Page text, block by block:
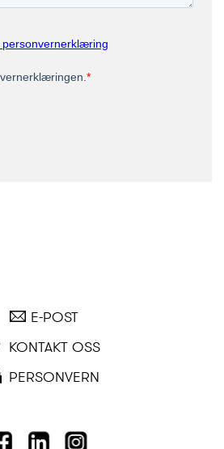
E-POST
KONTAKT OSS
PERSONVERN
FACEBOOK
LINKEDIN